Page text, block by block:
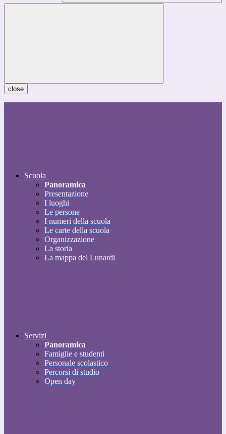
close
Scuola
Panoramica
Presentazione
I luoghi
Le persone
I numeri della scuola
Le carte della scuola
Organizzazione
La storia
La mappa del Lunardi
Servizi
Panoramica
Famiglie e studenti
Personale scolastico
Percorsi di studio
Open day